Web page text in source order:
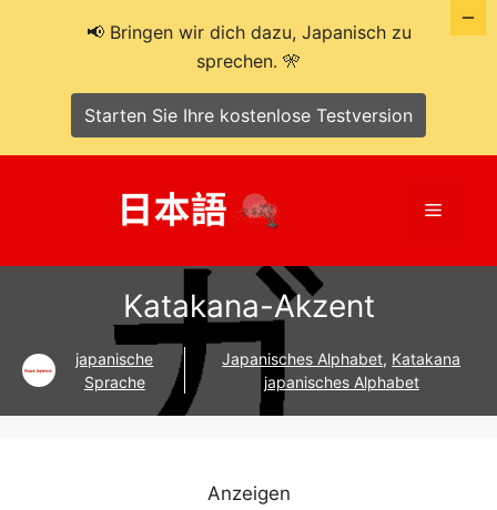
Menü
Katakana-Akzent
japanische
Sprache
Japanisches Alphabet, Katakana
japanisches Alphabet
Anzeigen
📢 Bringen wir dich dazu, Japanisch zu
sprechen. 🎌
Starten Sie Ihre kostenlose Testversion